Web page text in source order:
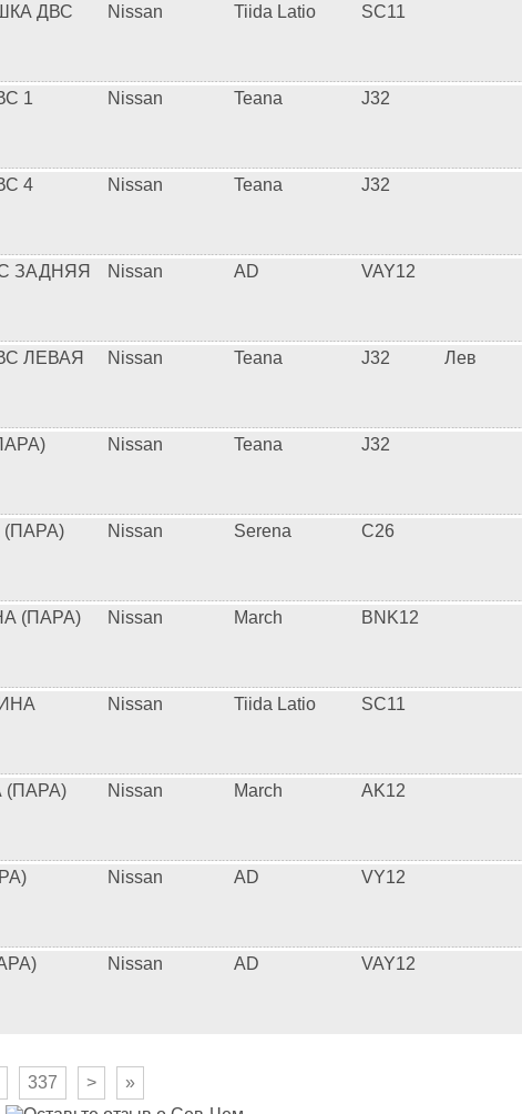
ДВС
Nissan Tiida Latio SC11
1 Nissan Teana J32
4 Nissan Teana J32
ЗАДНЯЯ Nissan AD VAY12
ЛЕВАЯ
Nissan Teana J32 Лев
Nissan Teana J32
(ПАРА) Nissan Serena C26
(ПАРА) Nissan March BNK12
Nissan Tiida Latio SC11
(ПАРА) Nissan March AK12
Nissan AD VY12
Nissan AD VAY12
337 > »